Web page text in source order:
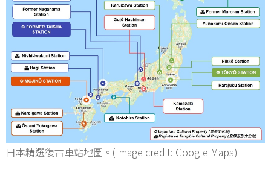
日本精選復古車站地圖。(Image credit: Google Maps)